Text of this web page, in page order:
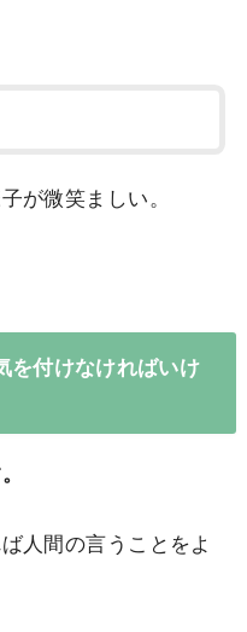
が微笑ましい。
を付けなければいけ
人間の言うことをよ